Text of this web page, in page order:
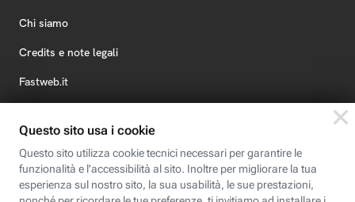
Chi siamo
Credits e note legali
Fastweb.it
Fastweb Digital Academy
STEP FuturAbility District